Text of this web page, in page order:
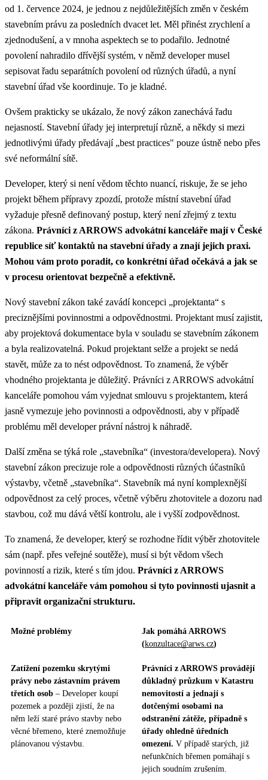
od 1. července 2024, je jednou z nejdůležitějších změn v českém
stavebním právu za posledních dvacet let. Měl přinést zrychlení a
zjednodušení, a v mnoha aspektech se to podařilo. Jednotné
povolení nahradilo dřívější systém, v němž developer musel
sepisovat řadu separátních povolení od různých úřadů, a nyní
stavební úřad vše koordinuje. To je kladné.
Ovšem prakticky se ukázalo, že nový zákon zanechává řadu
nejasností. Stavební úřady jej interpretují různě, a někdy si mezi
jednotlivými úřady předávají „best practices" pouze ústně nebo přes
své neformální sítě.
Developer, který si není vědom těchto nuancí, riskuje, že se jeho
projekt během přípravy zpozdí, protože místní stavební úřad
vyžaduje přesně definovaný postup, který není zřejmý z textu
zákona. Právníci z ARROWS advokátní kanceláře mají v České
republice síť kontaktů na stavební úřady a znají jejich praxi.
Mohou vám proto poradit, co konkrétní úřad očekává a jak se
v procesu orientovat bezpečně a efektivně.
Nový stavební zákon také zavádí koncepci „projektanta“ s
preciznějšími povinnostmi a odpovědnostmi. Projektant musí zajistit,
aby projektová dokumentace byla v souladu se stavebním zákonem
a byla realizovatelná. Pokud projektant selže a projekt se nedá
stavět, může za to nést odpovědnost. To znamená, že výběr
vhodného projektanta je důležitý. Právníci z ARROWS advokátní
kanceláře pomohou vám vyjednat smlouvu s projektantem, která
jasně vymezuje jeho povinnosti a odpovědnosti, aby v případě
problému měl developer právní nástroj k náhradě.
Další změna se týká role „stavebníka“ (investora/developera). Nový
stavební zákon precizuje role a odpovědnosti různých účastníků
výstavby, včetně „stavebníka“. Stavebník má nyní komplexnější
odpovědnost za celý proces, včetně výběru zhotovitele a dozoru nad
stavbou, což mu dává větší kontrolu, ale i vyšší zodpovědnost.
To znamená, že developer, který se rozhodne řídit výběr zhotovitele
sám (např. přes veřejné soutěže), musí si být vědom všech
povinností a rizik, které s tím jdou. Právníci z ARROWS
advokátní kanceláře vám pomohou si tyto povinnosti ujasnit a
připravit organizační strukturu.
Možné problémy
Jak pomáhá ARROWS
(konzultace@arws.cz)
Zatížení pozemku skrytými
právy nebo zástavním právem
třetích osob – Developer koupí
pozemek a později zjistí, že na
něm leží staré právo stavby nebo
věcné břemeno, které znemožňuje
plánovanou výstavbu.
Právníci z ARROWS provádějí
důkladný průzkum v Katastru
nemovitostí a jednají s
dotčenými osobami na
odstranění zátěže, případně s
úřady ohledně úředních
omezení. V případě starých, již
nefunkčních břemen pomáhají s
jejich soudním zrušením.